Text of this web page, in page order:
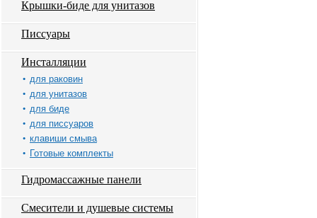
Крышки-биде для унитазов
Писсуары
Инсталляции
для раковин
для унитазов
для биде
для писсуаров
клавиши смыва
Готовые комплекты
Гидромассажные панели
Смесители и душевые системы